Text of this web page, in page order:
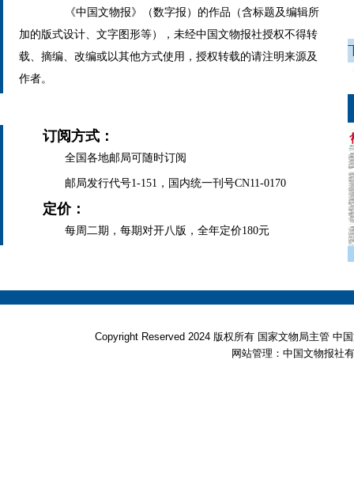
《中国文物报》（数字报）的作品（含标题及编辑所
加的版式设计、文字图形等），未经中国文物报社授权不得转
载、摘编、改编或以其他方式使用，授权转载的请注明来源及
作者。
订阅方式：
全国各地邮局可随时订阅
邮局发行代号1-151，国内统一刊号CN11-0170
定价：
每周二期，每期对开八版，全年定价180元
Copyright Reserved 2024 版权所有 国家文物局主管
网站管理：中国文物报社